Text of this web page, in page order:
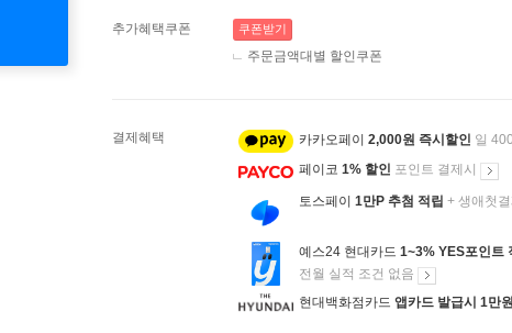
추가혜택쿠폰 쿠폰받기
주문금액대별 할인쿠폰
결제혜택 카카오페이 2,000원 즉시할인 일
페이코 1% 할인 포인트 결제시
토스페이 1만P 추첨 적립 + 생애첫
예스24 현대카드 1~3% YES포인트
전월 실적 조건 없음
현대백화점카드 앱카드 발급시 1만